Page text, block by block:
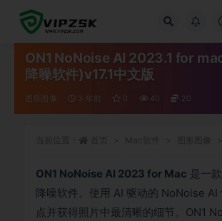
ON1 NoNoise AI 2023.1 for
降噪软件)v17.1中文版
图形图像 3 年前 0 40 20
ON1 NoNoise AI 2023 for Mac 是一
降噪软件。使用 AI 驱动的 NoNoise AI
点并获得照片中最清晰的细节。ON1